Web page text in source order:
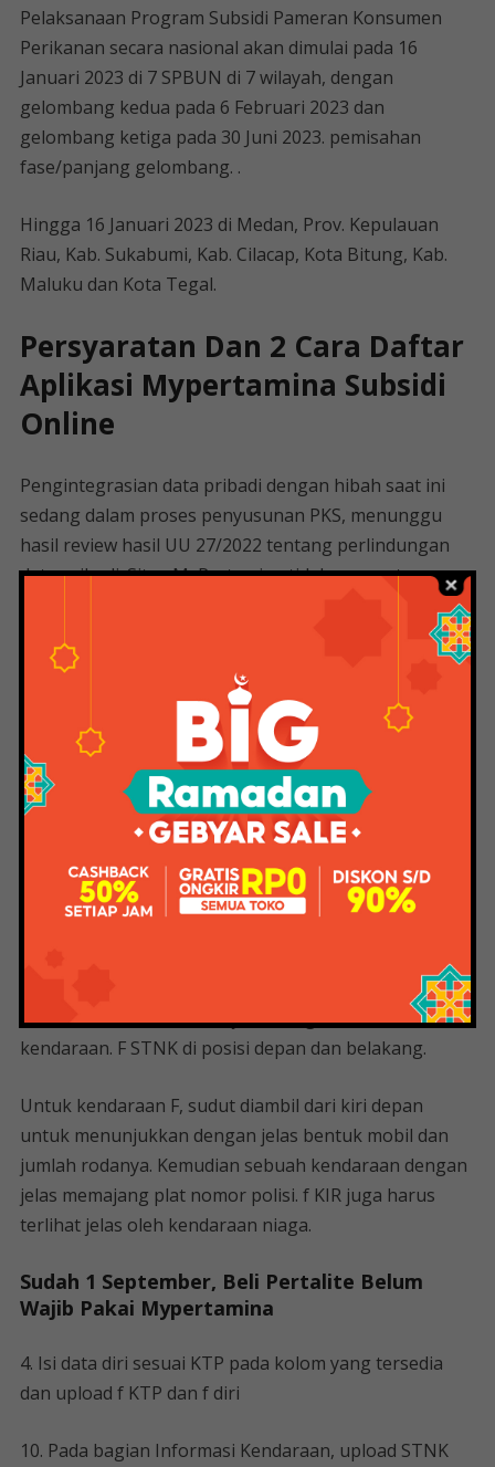
Pelaksanaan Program Subsidi Pameran Konsumen
Perikanan secara nasional akan dimulai pada 16
Januari 2023 di 7 SPBUN di 7 wilayah, dengan
gelombang kedua pada 6 Februari 2023 dan
gelombang ketiga pada 30 Juni 2023. pemisahan
fase/panjang gelombang. .
Hingga 16 Januari 2023 di Medan, Prov. Kepulauan
Riau, Kab. Sukabumi, Kab. Cilacap, Kota Bitung, Kab.
Maluku dan Kota Tegal.
Persyaratan Dan 2 Cara Daftar
Aplikasi Mypertamina Subsidi
Online
Pengintegrasian data pribadi dengan hibah saat ini
sedang dalam proses penyusunan PKS, menunggu
hasil review hasil UU 27/2022 tentang perlindungan
data pribadi. Situs MyPertamina tidak memuat semua
kendaraan ditolak karena gagal dalam pemeriksaan
Untuk menghindari penolakan kembali, lihat di sini
cara mendaftar MyPertamina, lengkap dengan
petunjuk persyaratan yang harus disetujui.
Sebelum mendaftar, Anda perlu menyiapkan f STNK, f
KTP dan beberapa dokumen lainnya untuk masuk ke
dengan nomor polisi, nama pemilik dan masa berlaku
kendaraan harus terlihat jelas dengan STNK
kendaraan. F STNK di posisi depan dan belakang.
Untuk kendaraan F, sudut diambil dari kiri depan
untuk menunjukkan dengan jelas bentuk mobil dan
jumlah rodanya. Kemudian sebuah kendaraan dengan
jelas memajang plat nomor polisi. f KIR juga harus
terlihat jelas oleh kendaraan niaga.
Sudah 1 September, Beli Pertalite Belum
Wajib Pakai Mypertamina
4. Isi data diri sesuai KTP pada kolom yang tersedia
dan upload f KTP dan f diri
10. Pada bagian Informasi Kendaraan, upload STNK